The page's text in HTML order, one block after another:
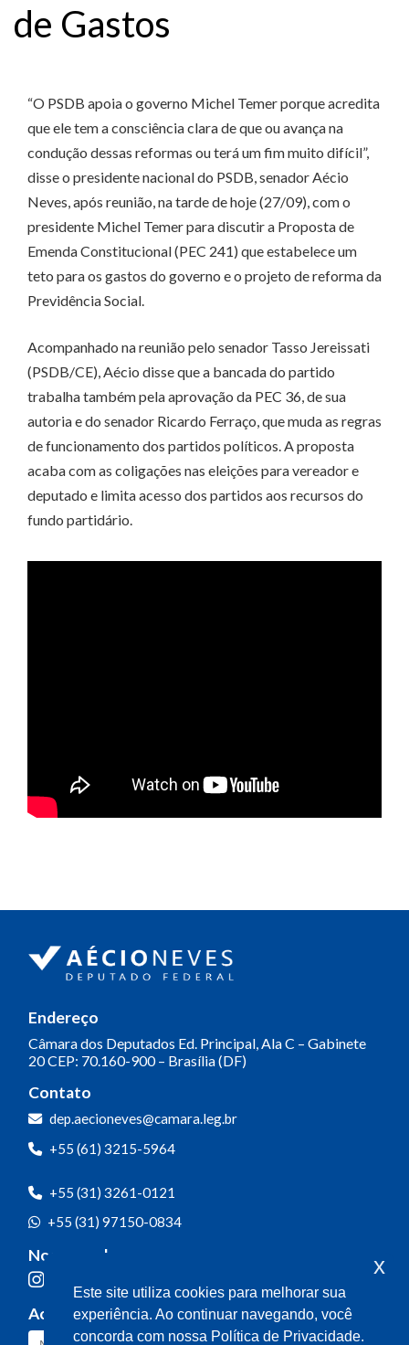
de Gastos
“O PSDB apoia o governo Michel Temer porque acredita
que ele tem a consciência clara de que ou avança na
condução dessas reformas ou terá um fim muito difícil”,
disse o presidente nacional do PSDB, senador Aécio
Neves, após reunião, na tarde de hoje (27/09), com o
presidente Michel Temer para discutir a Proposta de
Emenda Constitucional (PEC 241) que estabelece um
teto para os gastos do governo e o projeto de reforma da
Previdência Social.
Acompanhado na reunião pelo senador Tasso Jereissati
(PSDB/CE), Aécio disse que a bancada do partido
trabalha também pela aprovação da PEC 36, de sua
autoria e do senador Ricardo Ferraço, que muda as regras
de funcionamento dos partidos políticos. A proposta
acaba com as coligações nas eleições para vereador e
deputado e limita acesso dos partidos aos recursos do
fundo partidário.
Endereço
Câmara dos Deputados Ed. Principal, Ala C – Gabinete
20CEP: 70.160-900 – Brasília (DF)
Contato
dep.aecioneves@camara.leg.br
+55 (61) 3215-5964
+55 (31) 3261-0121
+55 (31) 97150-0834
Nossas redes
Acompanhe o meu mandato
Este site utiliza cookies para melhorar sua
experiência. Ao continuar navegando, você
concorda com nossa Política de Privacidade.
x